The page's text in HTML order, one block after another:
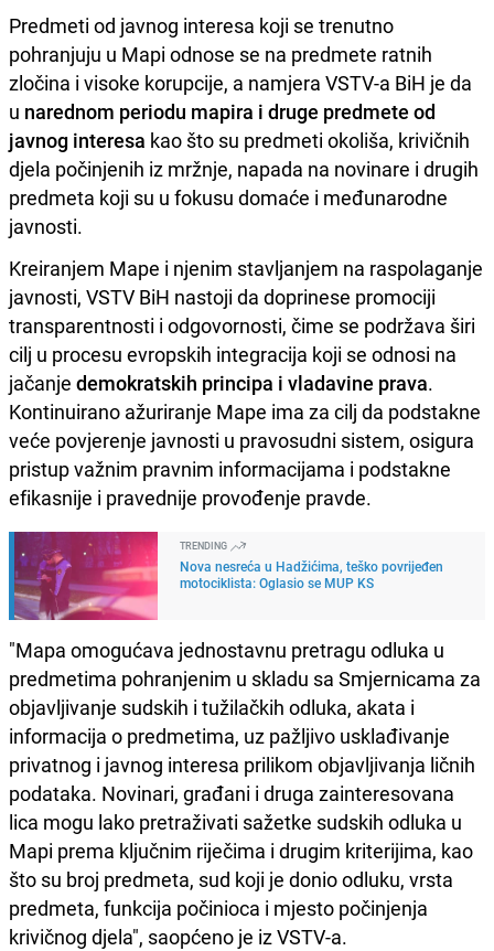
Predmeti od javnog interesa koji se trenutno
pohranjuju u Mapi odnose se na predmete ratnih
zločina i visoke korupcije, a namjera VSTV-a BiH je da
u narednom periodu mapira i druge predmete od
javnog interesa kao što su predmeti okoliša, krivičnih
djela počinjenih iz mržnje, napada na novinare i drugih
predmeta koji su u fokusu domaće i međunarodne
javnosti.
Kreiranjem Mape i njenim stavljanjem na raspolaganje
javnosti, VSTV BiH nastoji da doprinese promociji
transparentnosti i odgovornosti, čime se podržava širi
cilj u procesu evropskih integracija koji se odnosi na
jačanje demokratskih principa i vladavine prava.
Kontinuirano ažuriranje Mape ima za cilj da podstakne
veće povjerenje javnosti u pravosudni sistem, osigura
pristup važnim pravnim informacijama i podstakne
efikasnije i pravednije provođenje pravde.
TRENDING
Nova nesreća u Hadžićima, teško povrijeđen
motociklista: Oglasio se MUP KS
"Mapa omogućava jednostavnu pretragu odluka u
predmetima pohranjenim u skladu sa Smjernicama za
objavljivanje sudskih i tužilačkih odluka, akata i
informacija o predmetima, uz pažljivo usklađivanje
privatnog i javnog interesa prilikom objavljivanja ličnih
podataka. Novinari, građani i druga zainteresovana
lica mogu lako pretraživati sažetke sudskih odluka u
Mapi prema ključnim riječima i drugim kriterijima, kao
što su broj predmeta, sud koji je donio odluku, vrsta
predmeta, funkcija počinioca i mjesto počinjenja
krivičnog djela", saopćeno je iz VSTV-a.